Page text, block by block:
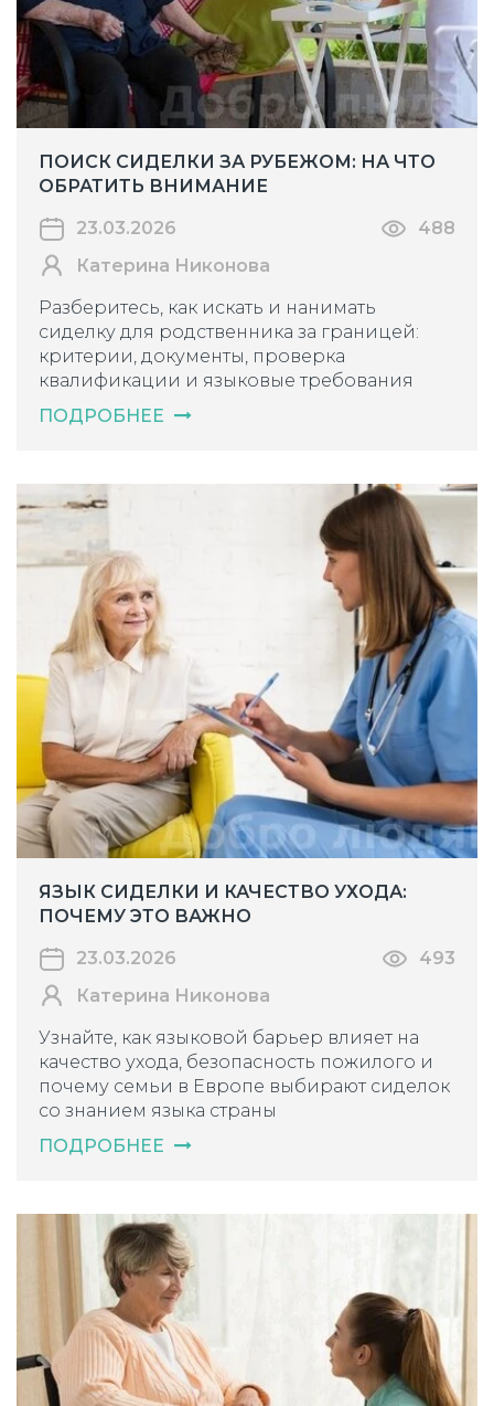
ПОИСК СИДЕЛКИ ЗА РУБЕЖОМ: НА ЧТО
ОБРАТИТЬ ВНИМАНИЕ
23.03.2026
488
Катерина Никонова
Разберитесь, как искать и нанимать
сиделку для родственника за границей:
критерии, документы, проверка
квалификации и языковые требования
ПОДРОБНЕЕ
ЯЗЫК СИДЕЛКИ И КАЧЕСТВО УХОДА:
ПОЧЕМУ ЭТО ВАЖНО
23.03.2026
493
Катерина Никонова
Узнайте, как языковой барьер влияет на
качество ухода, безопасность пожилого и
почему семьи в Европе выбирают сиделок
со знанием языка страны
ПОДРОБНЕЕ